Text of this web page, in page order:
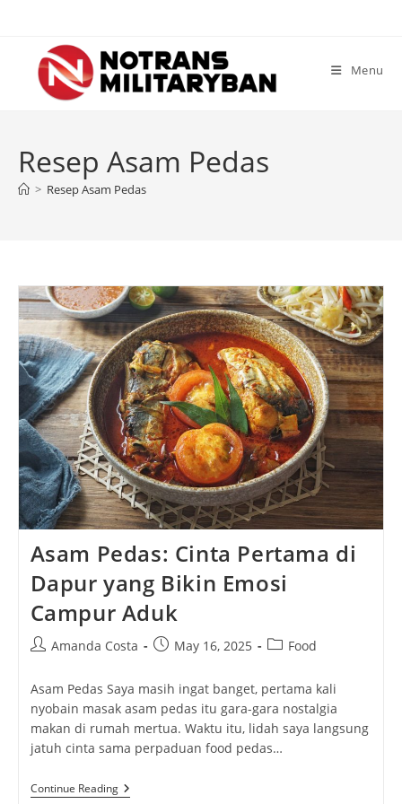
content
Menu
Resep Asam Pedas
> Resep Asam Pedas
Asam Pedas: Cinta Pertama di
Dapur yang Bikin Emosi
Campur Aduk
PostAmanda Costa
PostMay 16, 2025
PostFood
Asam Pedas Saya masih ingat banget, pertama kali
nyobain masak asam pedas itu gara-gara nostalgia
makan di rumah mertua. Waktu itu, lidah saya langsung
jatuh cinta sama perpaduan food pedas…
Continue ReadingAsam